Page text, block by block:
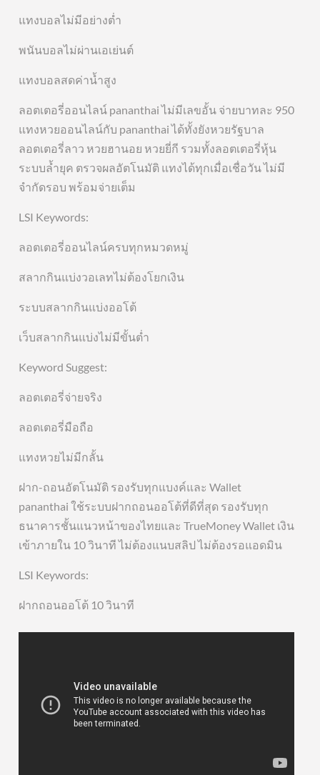
แทงบอลไม่มีอย่างต่ำ
พนันบอลไม่ผ่านเอเย่นต์
แทงบอลสดค่าน้ำสูง
ลอตเตอรี่ออนไลน์ pananthai ไม่มีเลขอั้น จ่ายบาทละ 950
แทงหวยออนไลน์กับ pananthai ได้ทั้งยังหวยรัฐบาล
ลอตเตอรี่ลาว หวยฮานอย หวยยี่กี รวมทั้งลอตเตอรี่หุ้น
ระบบล้ำยุค ตรวจผลอัตโนมัติ แทงได้ทุกเมื่อเชื่อวัน ไม่มี
จำกัดรอบ พร้อมจ่ายเต็ม
LSI Keywords:
ลอตเตอรี่ออนไลน์ครบทุกหมวดหมู่
สลากกินแบ่งวอเลทไม่ต้องโยกเงิน
ระบบสลากกินแบ่งออโต้
เว็บสลากกินแบ่งไม่มีขั้นต่ำ
Keyword Suggest:
ลอตเตอรี่จ่ายจริง
ลอตเตอรี่มือถือ
แทงหวยไม่มีกลั้น
ฝาก-ถอนอัตโนมัติ รองรับทุกแบงค์และ Wallet
pananthai ใช้ระบบฝากถอนออโต้ที่ดีที่สุด รองรับทุก
ธนาคารชั้นแนวหน้าของไทยและ TrueMoney Wallet เงิน
เข้าภายใน 10 วินาที ไม่ต้องแนบสลิป ไม่ต้องรอแอดมิน
LSI Keywords:
ฝากถอนออโต้ 10 วินาที